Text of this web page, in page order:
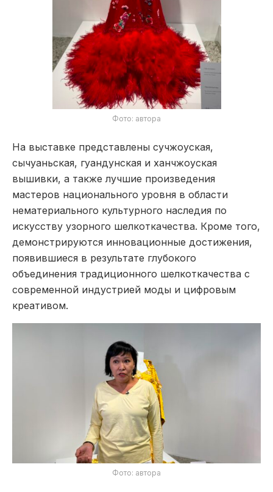
Фото: автора
На выставке представлены сучжоуская,
сычуаньская, гуандунская и ханчжоуская
вышивки, а также лучшие произведения
мастеров национального уровня в области
нематериального культурного наследия по
искусству узорного шелкоткачества. Кроме того,
демонстрируются инновационные достижения,
появившиеся в результате глубокого
объединения традиционного шелкоткачества с
современной индустрией моды и цифровым
креативом.
Фото: автора